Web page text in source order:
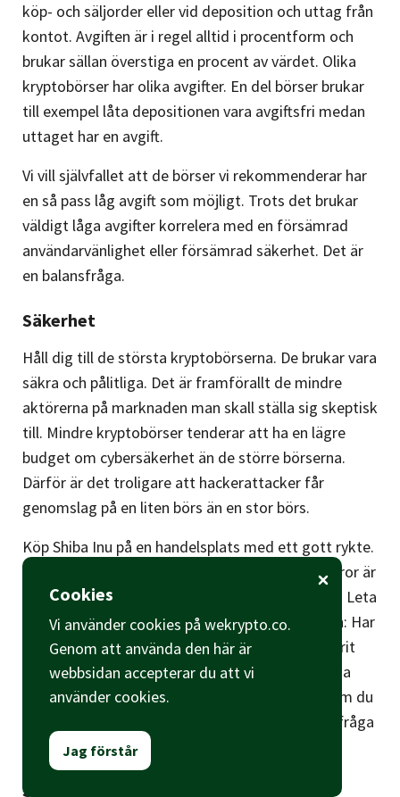
köp- och säljorder eller vid deposition och uttag från
kontot. Avgiften är i regel alltid i procentform och
brukar sällan överstiga en procent av värdet. Olika
kryptobörser har olika avgifter. En del börser brukar
till exempel låta depositionen vara avgiftsfri medan
uttaget har en avgift.
Vi vill självfallet att de börser vi rekommenderar har
en så pass låg avgift som möjligt. Trots det brukar
väldigt låga avgifter korrelera med en försämrad
användarvänlighet eller försämrad säkerhet. Det är
en balansfråga.
Säkerhet
Håll dig till de största kryptobörserna. De brukar vara
säkra och pålitliga. Det är framförallt de mindre
aktörerna på marknaden man skall ställa sig skeptisk
till. Mindre kryptobörser tenderar att ha en lägre
budget om cybersäkerhet än de större börserna.
Därför är det troligare att hackerattacker får
genomslag på en liten börs än en stor börs.
Köp Shiba Inu på en handelsplats med ett gott rykte.
Gör en egen bedömning av vilken börs du själv tror är
pålitlig genom att googla, fråga och undersöka. Leta
efter svar på dessa tre frågor under din research: Har
börsen någon gång blivit hackad? Har börsen varit
med om en massmedial skandal? Har personerna
bakom börsen en “skum” historia bakom sig? Om du
svarar med tre stycken nej låter kryptobörsen i fråga
mycket säkrare.
Shiba Inu i Sverige
Cookies
Vi använder cookies på wekrypto.co.
Genom att använda den här är
webbsidan accepterar du att vi
använder cookies.
Jag förstår